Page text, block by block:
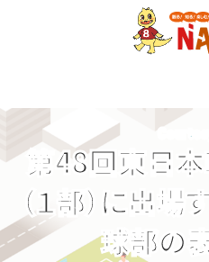
第48回東日
（１部）に出
球部の